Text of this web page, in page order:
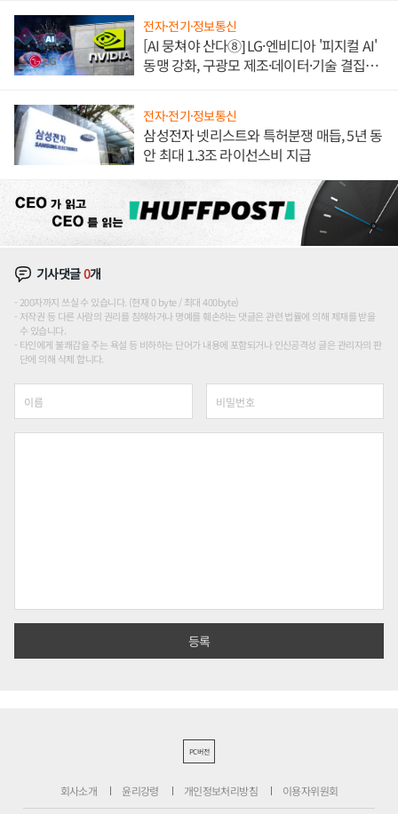
전자·전기·정보통신
[AI 뭉쳐야 산다⑧] LG·엔비디아 '피지컬 AI'
동맹 강화, 구광모 제조·데이터·기술 결집
전자·전기·정보통신
삼성전자 넷리스트와 특허분쟁 매듭, 5년 동
안 최대 1.3조 라이선스비 지급
기사댓글0개
200자까지 쓰실 수 있습니다. (현재 0 byte / 최대 400byte)
저작권 등 다른 사람의 권리를 침해하거나 명예를 훼손하는 댓글은 관련 법률에 의해 제재를 받을
수 있습니다.
타인에게 불쾌감을 주는 욕설 등 비하하는 단어가 내용에 포함되거나 인신공격성 글은 관리자의 판
단에 의해 삭제 합니다.
PC버전
회사소개 윤리강령 개인정보처리방침 이용자위원회